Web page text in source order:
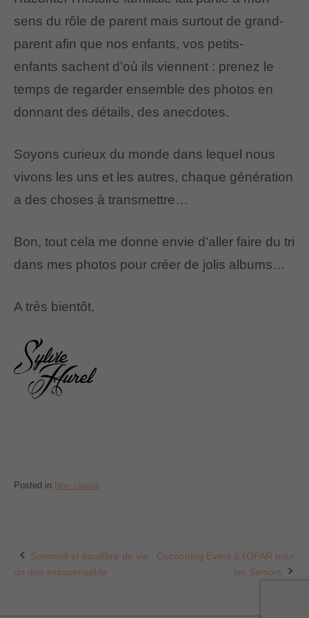
sens du rôle de parent mais surtout de grand-
parent afin que nos enfants, vos petits-
enfants sachent d’où ils viennent : prenez le
temps de regarder ensemble des photos en
donnant des détails, des anecdotes.
Soyons curieux du monde dans lequel nous
vivons les uns et les autres, chaque génération
a des choses à transmettre…
Bon, tout cela me donne envie d’aller faire du tri
dans mes photos pour créer de jolis albums…
A très bientôt,
Posted in Non classé
Post
Sommeil et équilibre de vie :
un duo indispensable
Cocooning Event à l’OPAR pour
les Seniors